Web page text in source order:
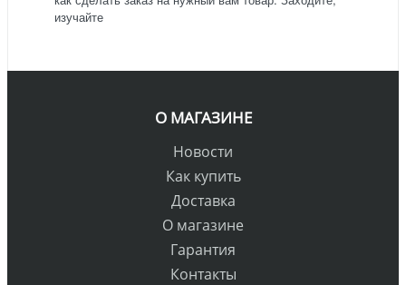
изучайте
О МАГАЗИНЕ
Новости
Как купить
Доставка
О магазине
Гарантия
Контакты